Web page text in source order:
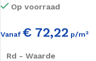
Op voorraad
Vanaf € 72,22 p/m²
Rd - Waarde